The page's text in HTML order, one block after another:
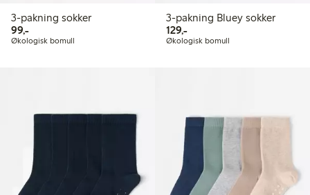
3-pakning sokker
99,-99,00 kr
Økologisk bomull
3-pakning Bluey sokker
129,-129,00 kr
Økologisk bomull